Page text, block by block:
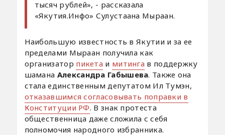
тысяч рублей», - рассказала
«Якутия.Инфо» Сулустаана Мыраан.
Наибольшую известность в Якутии и за ее
пределами Мыраан получила как
организатор пикета и митинга в поддержку
шамана Александра Габышева. Также она
стала единственным депутатом Ил Тумэн,
отказавшимся согласовывать поправки в
Конституции РФ. В знак протеста
общественница даже сложила с себя
полномочия народного избранника.